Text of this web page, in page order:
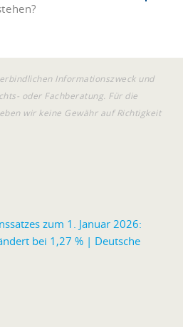
Informationszweck und
oder Fachberatung. Für die
wir keine Gewähr auf Richtigkeit
zum 1. Januar 2026:
bei 1,27 % | Deutsche